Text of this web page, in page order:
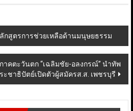
กสูตรการช่วยเหลือด้านมนุษยธรรม
าคตะวันตก “เฉลิมชัย-อลงกรณ์” นำทัพ
ะชาธิปัตย์เปิดตัวผู้สมัครส.ส. เพชรบุรี